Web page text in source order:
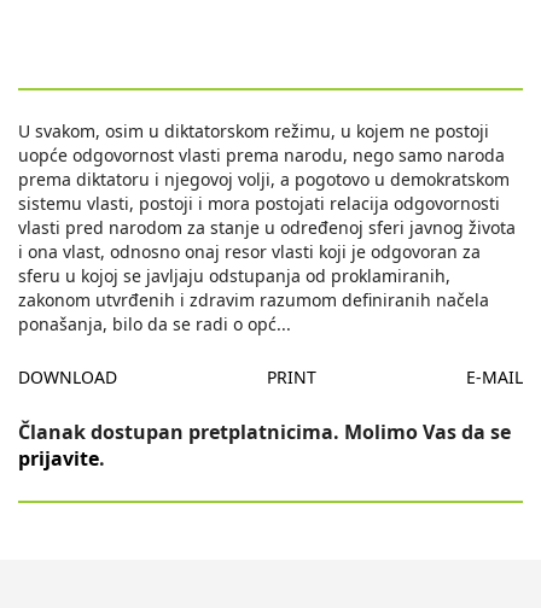
U svakom, osim u diktatorskom režimu, u kojem ne postoji
uopće odgovornost vlasti prema narodu, nego samo naroda
prema diktatoru i njegovoj volji, a pogotovo u demokratskom
sistemu vlasti, postoji i mora postojati relacija odgovornosti
vlasti pred narodom za stanje u određenoj sferi javnog života
i ona vlast, odnosno onaj resor vlasti koji je odgovoran za
sferu u kojoj se javljaju odstupanja od proklamiranih,
zakonom utvrđenih i zdravim razumom definiranih načela
ponašanja, bilo da se radi o opć...
DOWNLOAD PRINT E-MAIL
Članak dostupan pretplatnicima. Molimo Vas da se
prijavite.